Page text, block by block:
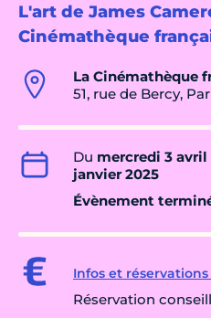
L'art de James
Cinémathèque
La Cinémathèque
51, rue de Bercy,
Du mercredi 3 avril
janvier 2025
Évènement
Infos et réservations
Réservation